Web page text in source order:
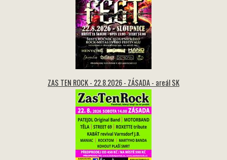
ZAS TEN ROCK - 22.8.2026 - ZÁSADA - areál SK